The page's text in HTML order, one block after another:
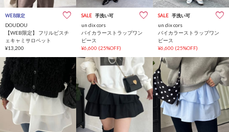
WEB限定
DOUDOU
【WEB限定】 フリルビスチ
ェキャミサロペット
¥13,200
SALE 手洗い可
un dix cors
バイカラーストラップワン
ピース
¥6,600 (25%OFF)
SALE 手洗い可
un dix cors
バイカラーストラップワン
ピース
¥6,600 (25%OFF)